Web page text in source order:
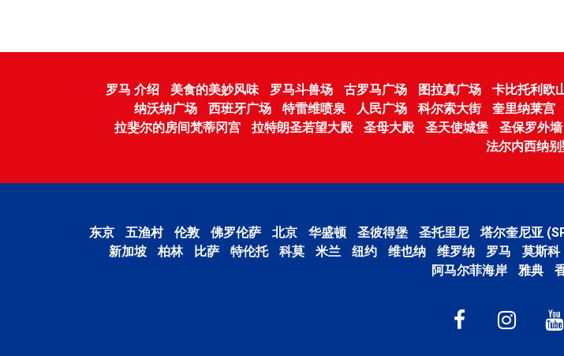
罗马 介绍 美食的美妙风味 罗马斗兽场 古罗马广场 图拉真广场 卡比托利欧
纳沃纳广场
西班牙广场 特雷维喷泉 人民广场 科尔索大街 奎里纳莱宫
拉斐尔的房间梵蒂冈宫
拉特朗圣若望大殿 圣母大殿 圣天使城堡 圣保罗外墙
法尔内西纳
东京 五渔村 伦敦 佛罗伦萨 北京 华盛顿 圣彼得堡 圣托里尼 塔尔奎尼亚
新加坡
柏林 比萨 特伦托 科莫 米兰 纽约 维也纳 维罗纳 罗马 莫斯科
阿马尔菲海岸
雅典